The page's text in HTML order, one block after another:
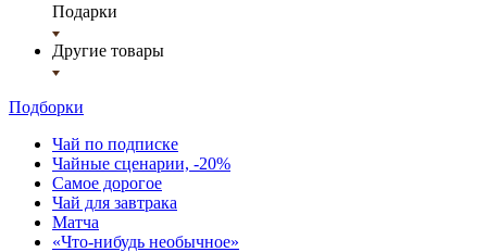
Подарки
Другие товары
Подборки
Чай по подписке
Чайные сценарии, -20%
Самое дорогое
Чай для завтрака
Матча
«Что-нибудь необычное»